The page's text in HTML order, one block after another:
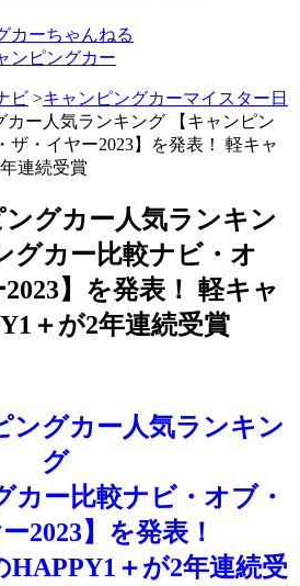
カーちゃんねる
ンピングカー
ビ >キャンピングカーマイスター日
カー人気ランキング 【キャンピン
ザ・イヤー2023】を発表！ 軽キャ
連続受賞
ングカー人気ランキン
グカー比較ナビ・オ
】を発表！ 軽キャ
＋が2年連続受賞
ングカー人気ランキン
グ
カー比較ナビ・オブ・
2023】を発表！
＋が2年連続受